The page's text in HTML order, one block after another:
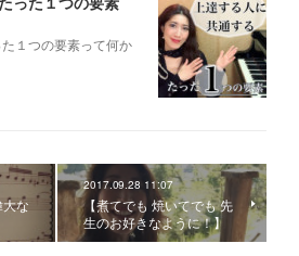
１つの要素って何か
な
2017.09.28 11:07
【煮てでも 焼いてでも 先
生のお好きなように！】